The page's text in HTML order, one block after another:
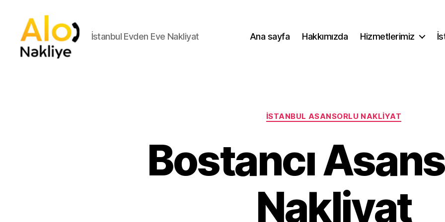
İstanbul Evden Eve Nakliyat Ana sayfa Hakkımızda Hizmetlerimiz
Kategoriler
İSTANBUL ASANSORLU NAKLIYAT
Bostancı
Nakliyat